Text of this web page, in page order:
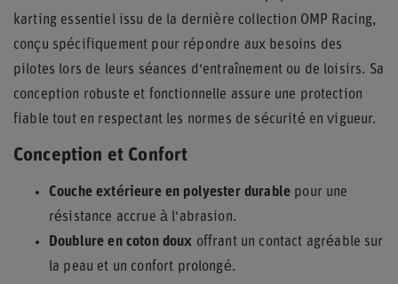
karting essentiel issu de la dernière collection OMP Racing,
conçu spécifiquement pour répondre aux besoins des
pilotes lors de leurs séances d'entraînement ou de loisirs. Sa
conception robuste et fonctionnelle assure une protection
fiable tout en respectant les normes de sécurité en vigueur.
Conception et Confort
Couche extérieure en polyester durable pour une
résistance accrue à l'abrasion.
Doublure en coton doux offrant un contact agréable sur
la peau et un confort prolongé.